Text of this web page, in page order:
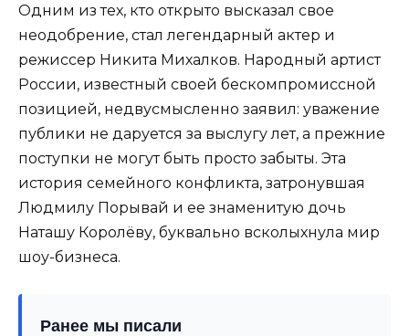
Одним из тех, кто открыто высказал свое
неодобрение, стал легендарный актер и
режиссер Никита Михалков. Народный артист
России, известный своей бескомпромиссной
позицией, недвусмысленно заявил: уважение
публики не даруется за выслугу лет, а прежние
поступки не могут быть просто забыты. Эта
история семейного конфликта, затронувшая
Людмилу Порывай и ее знаменитую дочь
Наташу Королёву, буквально всколыхнула мир
шоу-бизнеса.
Ранее мы писали